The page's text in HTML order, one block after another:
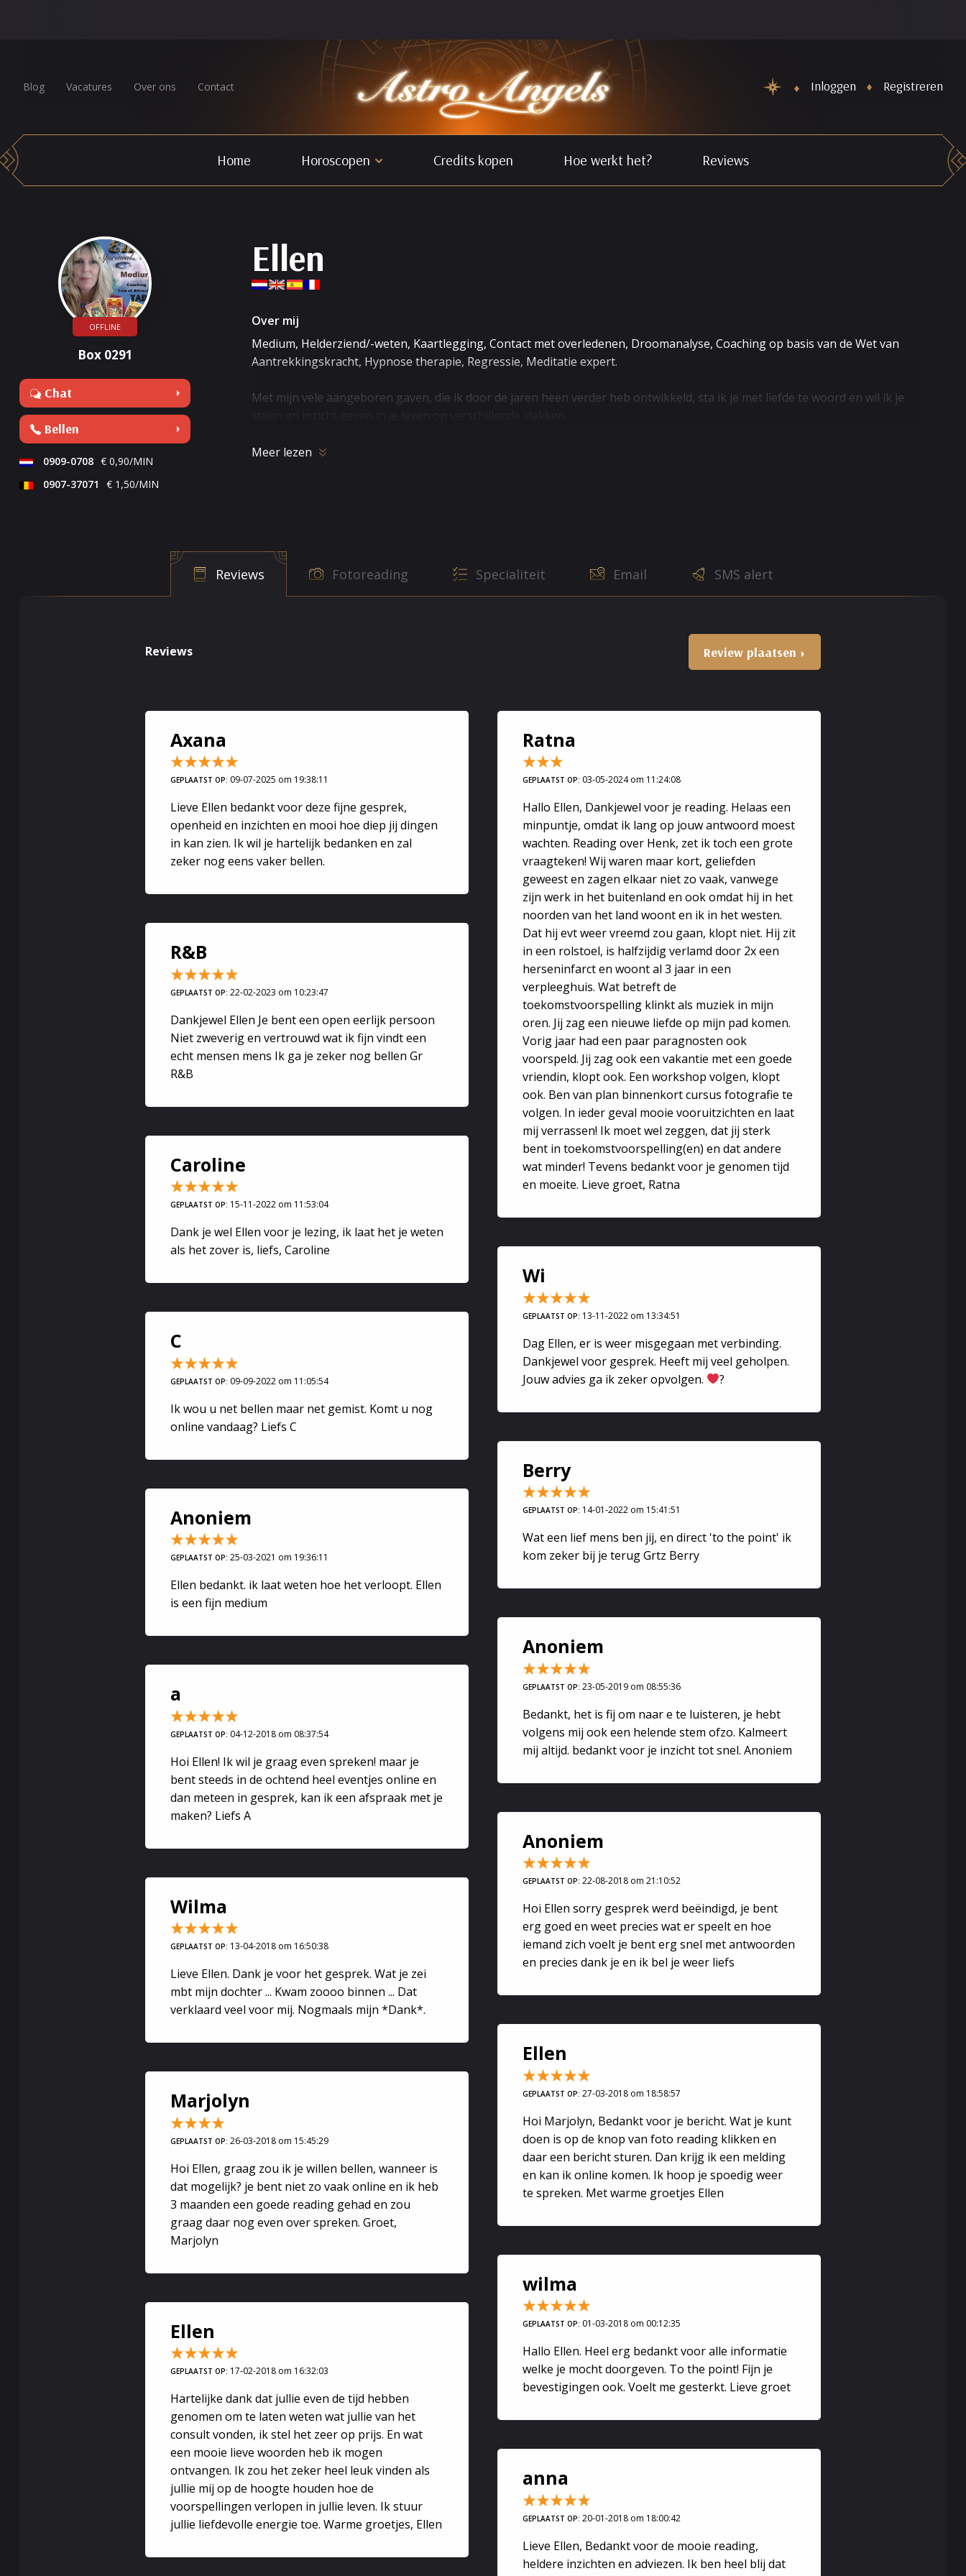
Blog Vacatures Over ons Contact Inloggen Registreren
Home Horoscopen Credits kopen Hoe werkt het? Reviews
OFFLINE
Box 0291
Chat
Bellen
0909-0708 € 0,90/MIN
0907-37071
€ 1,50/MIN
Ellen
Over mij
Medium, Helderziend/-weten, Kaartlegging, Contact met overledenen, Droomanalyse, Coaching op basis van de Wet van
Aantrekkingskracht, Hypnose therapie, Regressie, Meditatie expert.
Met mijn vele aangeboren gaven, die ik door de jaren heen verder heb ontwikkeld, sta ik je met liefde te woord en wil ik je
Tarot kaarten en Fotoreading
Ik gebruik de Rider Waite tarotkaarten, tijdens het consult kan ik een bepaalde legging voor je doen.
• Persoonlijkheidslegging
• Keltische kruis, Oosterse kruis legging
• Een jaar vooruit kijken
Coaching - Hulp bij al uw vragen
Op basis van de Wet van Aantrekkingskracht. Persoonlijke ontwikkeling. Ik zie jouw kwaliteiten en de probleempunten. Ik
ben open en eerlijk tegen je en mijn consulten kunnen best confronterend zijn. Maar het zal je verder helpen zodat je
Waarom loop ik vast? Hoe kan ik het los laten? Hoe leer ik nee zeggen? Waarom laat ik over me heen lopen? Waarom gaat
mijn relatie elke keer stuk? Stress. hoe kom ik er vanaf? Hoe gaan mijn financiën zich verder ontwikkelen? Hoe kom ik in mijn
kracht?
Maar ook vragen over spirituele groei. Indien gewenst geef ik je oefeningen.
Contact met overledenen dierbaren/ Rouwverwerking
Tevens kan ik contact leggen met overledenen, mochten overleden dierbaren zich aandienen mag ik boodschappen
Om negatieve invloeden om je heen en in huis te verwijderen. De seance duurt ongeveer 10 a 15 minuten en wordt 's avonds
gedaan. Dit zal met klankschalen en Tempel-muziek gedaan worden. Ik zal in meditatie op afstand jouw aura en huis
reinigen.
Wat jij moet voorbereiden:
Wierook, je zal tijdens de seance ook door je huis heen lopen met je wierook.
Ga in een relaxte stoel zitten en concentreer je op mijn energie die ik je stuur.
Met warme groet,
Meer lezen
Reviews Fotoreading Specialiteit Email SMS alert
Reviews Review plaatsen
Axana
GEPLAATST OP: 09-07-2025 om 19:38:11
Lieve Ellen bedankt voor deze fijne gesprek,
openheid en inzichten en mooi hoe diep jij dingen
in kan zien. Ik wil je hartelijk bedanken en zal
zeker nog eens vaker bellen.
Ratna
GEPLAATST OP: 03-05-2024 om 11:24:08
Hallo Ellen, Dankjewel voor je reading. Helaas een
minpuntje, omdat ik lang op jouw antwoord moest
wachten. Reading over Henk, zet ik toch een grote
vraagteken! Wij waren maar kort, geliefden
geweest en zagen elkaar niet zo vaak, vanwege
zijn werk in het buitenland en ook omdat hij in het
noorden van het land woont en ik in het westen.
Dat hij evt weer vreemd zou gaan, klopt niet. Hij zit
in een rolstoel, is halfzijdig verlamd door 2x een
herseninfarct en woont al 3 jaar in een
verpleeghuis. Wat betreft de
toekomstvoorspelling klinkt als muziek in mijn
oren. Jij zag een nieuwe liefde op mijn pad komen.
Vorig jaar had een paar paragnosten ook
voorspeld. Jij zag ook een vakantie met een goede
vriendin, klopt ook. Een workshop volgen, klopt
ook. Ben van plan binnenkort cursus fotografie te
volgen. In ieder geval mooie vooruitzichten en laat
mij verrassen! Ik moet wel zeggen, dat jij sterk
bent in toekomstvoorspelling(en) en dat andere
wat minder! Tevens bedankt voor je genomen tijd
en moeite. Lieve groet, Ratna
R&B
GEPLAATST OP: 22-02-2023 om 10:23:47
Dankjewel Ellen Je bent een open eerlijk persoon
Niet zweverig en vertrouwd wat ik fijn vindt een
echt mensen mens Ik ga je zeker nog bellen Gr
R&B
Caroline
GEPLAATST OP: 15-11-2022 om 11:53:04
Dank je wel Ellen voor je lezing, ik laat het je weten
als het zover is, liefs, Caroline
Wi
GEPLAATST OP: 13-11-2022 om 13:34:51
Dag Ellen, er is weer misgegaan met verbinding.
Dankjewel voor gesprek. Heeft mij veel geholpen.
Jouw advies ga ik zeker opvolgen.
?
C
GEPLAATST OP: 09-09-2022 om 11:05:54
Ik wou u net bellen maar net gemist. Komt u nog
online vandaag? Liefs C
Berry
GEPLAATST OP: 14-01-2022 om 15:41:51
Wat een lief mens ben jij, en direct 'to the point' ik
kom zeker bij je terug Grtz Berry
Anoniem
GEPLAATST OP: 25-03-2021 om 19:36:11
Ellen bedankt. ik laat weten hoe het verloopt. Ellen
is een fijn medium
Anoniem
GEPLAATST OP: 23-05-2019 om 08:55:36
Bedankt, het is fij om naar e te luisteren, je hebt
volgens mij ook een helende stem ofzo. Kalmeert
mij altijd. bedankt voor je inzicht tot snel. Anoniem
a
GEPLAATST OP: 04-12-2018 om 08:37:54
Hoi Ellen! Ik wil je graag even spreken! maar je
bent steeds in de ochtend heel eventjes online en
dan meteen in gesprek, kan ik een afspraak met je
maken? Liefs A
Anoniem
GEPLAATST OP: 22-08-2018 om 21:10:52
Hoi Ellen sorry gesprek werd beëindigd, je bent
erg goed en weet precies wat er speelt en hoe
iemand zich voelt je bent erg snel met antwoorden
en precies dank je en ik bel je weer liefs
Wilma
GEPLAATST OP: 13-04-2018 om 16:50:38
Lieve Ellen. Dank je voor het gesprek. Wat je zei
mbt mijn dochter ... Kwam zoooo binnen ... Dat
verklaard veel voor mij. Nogmaals mijn *Dank*.
Ellen
GEPLAATST OP: 27-03-2018 om 18:58:57
Hoi Marjolyn, Bedankt voor je bericht. Wat je kunt
doen is op de knop van foto reading klikken en
daar een bericht sturen. Dan krijg ik een melding
en kan ik online komen. Ik hoop je spoedig weer
te spreken. Met warme groetjes Ellen
Marjolyn
GEPLAATST OP: 26-03-2018 om 15:45:29
Hoi Ellen, graag zou ik je willen bellen, wanneer is
dat mogelijk? je bent niet zo vaak online en ik heb
3 maanden een goede reading gehad en zou
graag daar nog even over spreken. Groet,
Marjolyn
wilma
GEPLAATST OP: 01-03-2018 om 00:12:35
Hallo Ellen. Heel erg bedankt voor alle informatie
welke je mocht doorgeven. To the point! Fijn je
bevestigingen ook. Voelt me gesterkt. Lieve groet
Ellen
GEPLAATST OP: 17-02-2018 om 16:32:03
Hartelijke dank dat jullie even de tijd hebben
genomen om te laten weten wat jullie van het
consult vonden, ik stel het zeer op prijs. En wat
een mooie lieve woorden heb ik mogen
ontvangen. Ik zou het zeker heel leuk vinden als
jullie mij op de hoogte houden hoe de
voorspellingen verlopen in jullie leven. Ik stuur
jullie liefdevolle energie toe. Warme groetjes, Ellen
anna
GEPLAATST OP: 20-01-2018 om 18:00:42
Lieve Ellen, Bedankt voor de mooie reading,
heldere inzichten en adviezen. Ik ben heel blij dat